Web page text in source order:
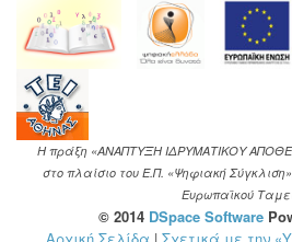
Η πράξη «ΑΝΑΠΤΥΞΗ ΙΔΡΥΜΑΤΙΚΟΥ
στο πλαίσιο του Ε.Π. «Ψηφιακή
Ευρωπαϊκού
© 2014 DSpace Software